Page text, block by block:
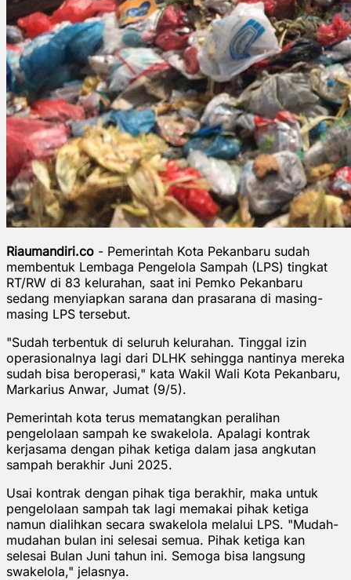
Riaumandiri.co - Pemerintah Kota Pekanbaru sudah
membentuk Lembaga Pengelola Sampah (LPS) tingkat
RT/RW di 83 kelurahan, saat ini Pemko Pekanbaru
sedang menyiapkan sarana dan prasarana di masing-
masing LPS tersebut.
"Sudah terbentuk di seluruh kelurahan. Tinggal izin
operasionalnya lagi dari DLHK sehingga nantinya mereka
sudah bisa beroperasi," kata Wakil Wali Kota Pekanbaru,
Markarius Anwar, Jumat (9/5).
Pemerintah kota terus mematangkan peralihan
pengelolaan sampah ke swakelola. Apalagi kontrak
kerjasama dengan pihak ketiga dalam jasa angkutan
sampah berakhir Juni 2025.
Usai kontrak dengan pihak tiga berakhir, maka untuk
pengelolaan sampah tak lagi memakai pihak ketiga
namun dialihkan secara swakelola melalui LPS. "Mudah-
mudahan bulan ini selesai semua. Pihak ketiga kan
selesai Bulan Juni tahun ini. Semoga bisa langsung
swakelola," jelasnya.